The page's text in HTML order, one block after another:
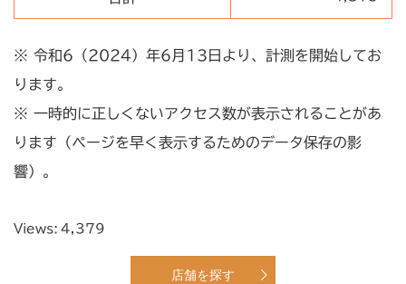
※ 令和6（2024）年6月13日より、計測を開始してお
ります。
※ 一時的に正しくないアクセス数が表示されることがあ
ります（ページを早く表示するためのデータ保存の影
響）。
Views: 4,379
店舗を探す